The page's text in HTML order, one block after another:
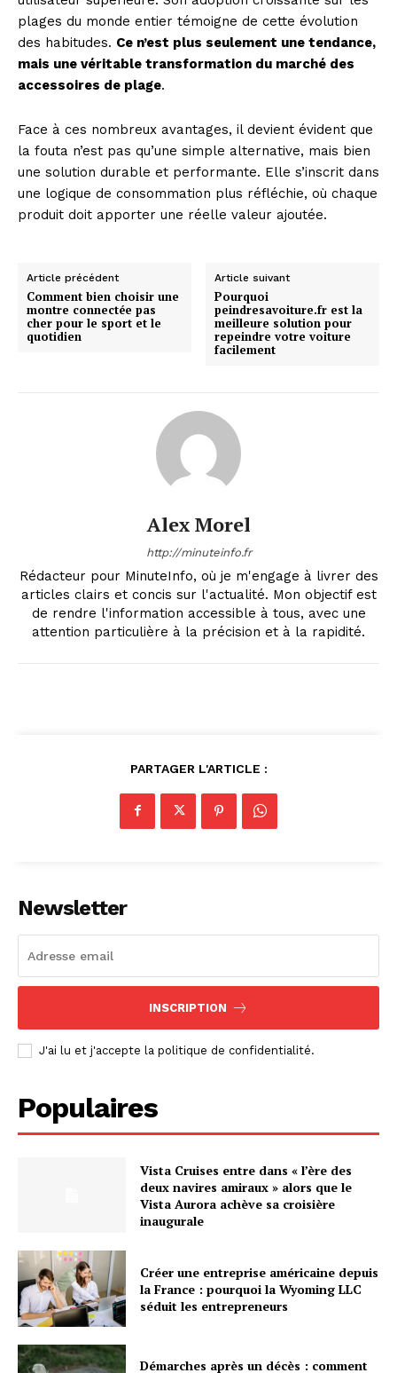
SUBSCRIBE NOW
About
Contact us
Subscription Plans
plages du monde entier témoigne de cette évolution
des habitudes. Ce n’est plus seulement une tendance,
mais une véritable transformation du marché des
accessoires de plage.
Face à ces nombreux avantages, il devient évident que
la fouta n’est pas qu’une simple alternative, mais bien
une solution durable et performante. Elle s’inscrit dans
une logique de consommation plus réfléchie, où chaque
produit doit apporter une réelle valeur ajoutée.
Article précédent
Comment bien choisir une
montre connectée pas
cher pour le sport et le
quotidien
Article suivant
Pourquoi
peindresavoiture.fr est la
meilleure solution pour
repeindre votre voiture
facilement
Alex Morel
http://minuteinfo.fr
Rédacteur pour MinuteInfo, où je m'engage à livrer des
articles clairs et concis sur l'actualité. Mon objectif est
de rendre l'information accessible à tous, avec une
attention particulière à la précision et à la rapidité.
PARTAGER L'ARTICLE :
Newsletter
INSCRIPTION
J'ai lu et j'accepte la politique de confidentialité.
Populaires
Vista Cruises entre dans « l’ère des
deux navires amiraux » alors que le
Vista Aurora achève sa croisière
inaugurale
Créer une entreprise américaine depuis
la France : pourquoi la Wyoming LLC
séduit les entrepreneurs
Démarches après un décès : comment